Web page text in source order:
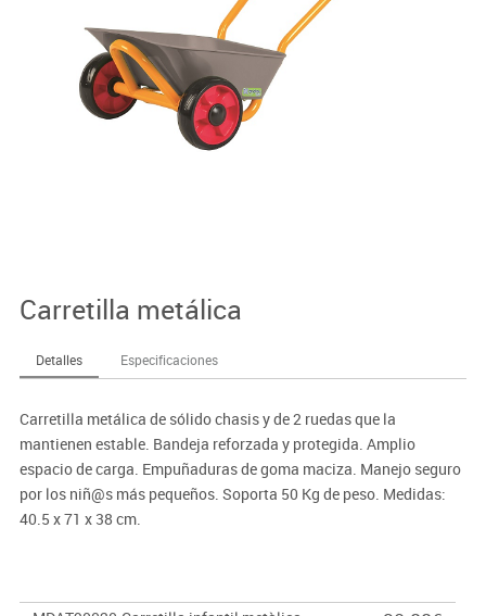
Carretilla metálica
Detalles Especificaciones
Carretilla metálica de sólido chasis y de 2 ruedas que la
mantienen estable. Bandeja reforzada y protegida. Amplio
espacio de carga. Empuñaduras de goma maciza. Manejo seguro
por los niñ@s más pequeños. Soporta 50 Kg de peso. Medidas:
40.5 x 71 x 38 cm.